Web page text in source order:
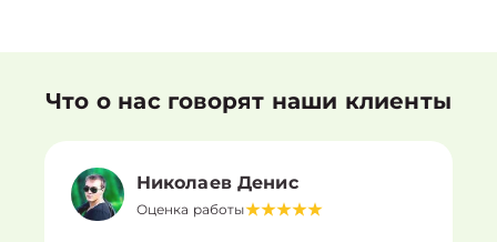
Что о нас говорят наши клиенты
Николаев Денис
Оценка работы